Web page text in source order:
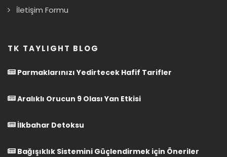
İletişim Formu
TK TAYLIGHT BLOG
Parmaklarınızı Yedirtecek Hafif Tarifler
Aralıklı Orucun 9 Olası Yan Etkisi
İlkbahar Detoksu
Bağışıklık Sistemini Güçlendirmek için Öneriler